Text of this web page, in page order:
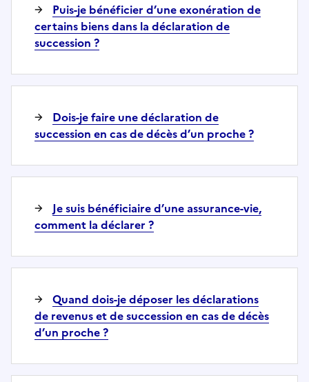
Puis-je bénéficier d’une exonération de
certains biens dans la déclaration de
succession ?
Dois-je faire une déclaration de
succession en cas de décès d’un proche ?
Je suis bénéficiaire d’une assurance-vie,
comment la déclarer ?
Quand dois-je déposer les déclarations
de revenus et de succession en cas de décès
d’un proche ?